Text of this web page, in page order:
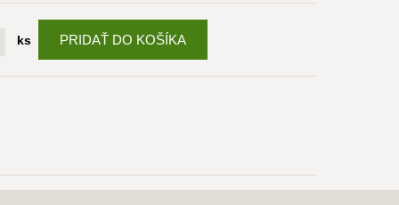
ks PRIDAŤ DO KOŠÍKA